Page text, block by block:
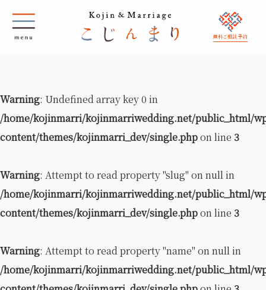
無料ご相談 予約
Warning: Undefined array key 0 in
/home/kojinmarri/kojinmarriwedding.net/public_html/
content/themes/kojinmarri_dev/single.phpon line 3
Warning: Attempt to read property "slug" on null in
/home/kojinmarri/kojinmarriwedding.net/public_html/
content/themes/kojinmarri_dev/single.phpon line 3
Warning: Attempt to read property "name" on null in
/home/kojinmarri/kojinmarriwedding.net/public_html/